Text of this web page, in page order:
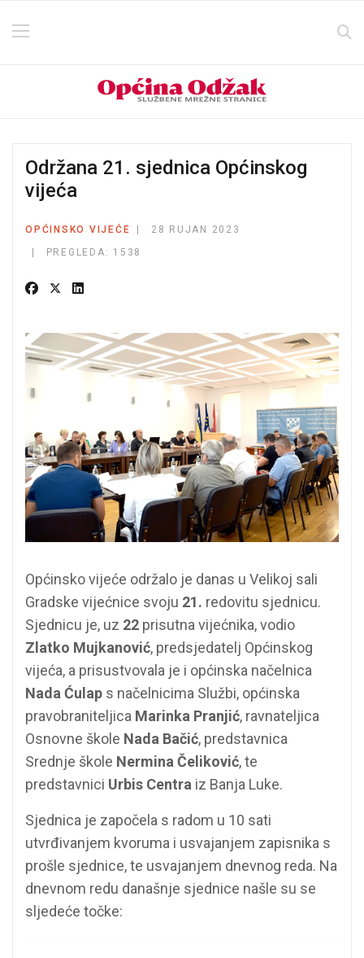
Održana 21. sjednica Općinskog
vijeća
OPĆINSKO VIJEĆE
28 RUJAN 2023
PREGLEDA: 1538
Općinsko vijeće održalo je danas u Velikoj sali
Gradske vijećnice svoju 21. redovitu sjednicu.
Sjednicu je, uz 22 prisutna vijećnika, vodio
Zlatko Mujkanović, predsjedatelj Općinskog
vijeća, a prisustvovala je i općinska načelnica
Nada Ćulap s načelnicima Službi, općinska
pravobraniteljica Marinka Pranjić, ravnateljica
Osnovne škole Nada Bačić, predstavnica
Srednje škole Nermina Čeliković, te
predstavnici Urbis Centra iz Banja Luke.
Sjednica je započela s radom u 10 sati
utvrđivanjem kvoruma i usvajanjem zapisnika s
prošle sjednice, te usvajanjem dnevnog reda. Na
dnevnom redu današnje sjednice našle su se
sljedeće točke: